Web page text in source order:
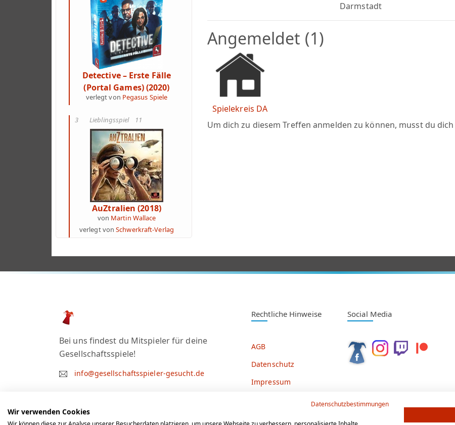
Detective – Erste Fälle
(Portal Games) (2020)
verlegt von Pegasus Spiele
3 Lieblingsspiel 11
AuZtralien (2018)
von Martin Wallace
verlegt vonSchwerkraft-Verlag
Darmstadt
Angemeldet (1)
Spielekreis DA
Um dich zu diesem Treffen anmelden zu können, musst du
Bei uns findest du Mitspieler für deine
Gesellschaftsspiele!
info@gesellschaftsspieler-gesucht.de
Rechtliche Hinweise
AGB
Datenschutz
Impressum
Social Media
Datenschutzbestimmungen
Wir verwenden Cookies